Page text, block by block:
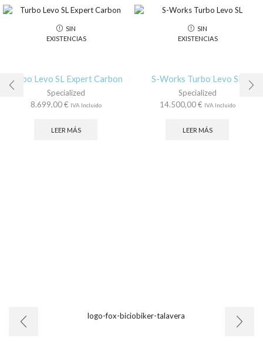
SIN
EXISTENCIAS
Turbo Levo SL Expert Carbon
Specialized
8.699,00€ IVA Incluido
LEER MÁS
SIN
EXISTENCIAS
S-Works Turbo Levo SL
Specialized
14.500,00€ IVA Incluido
LEER MÁS